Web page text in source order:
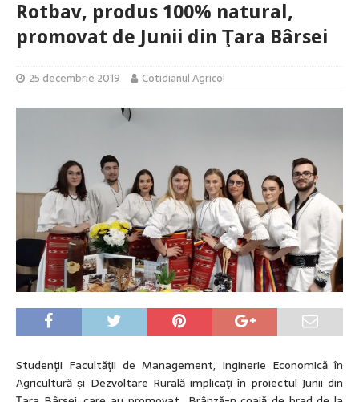
Rotbav, produs 100% natural,
promovat de Junii din Ţara Bârsei
25 decembrie 2019 Cotidianul Agricol
Studenţii Facultăţii de Management, Inginerie Economică în
Agricultură și Dezvoltare Rurală implicaţi în proiectul Junii din